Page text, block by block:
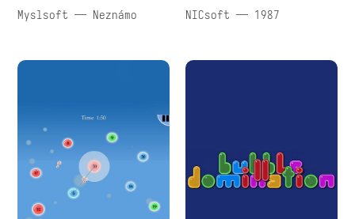
Myslsoft — Neznámo NICsoft — 1987